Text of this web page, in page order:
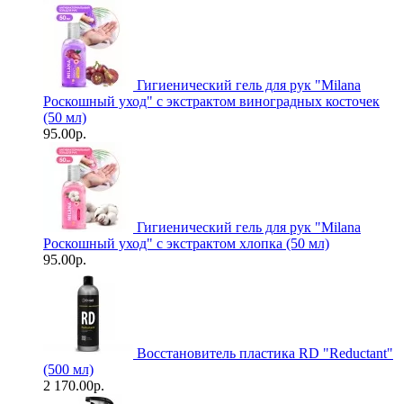
Гигиенический гель для рук "Milanа
Роскошный уход" с экстрактом виноградных косточек
(50 мл)
95.00р.
Гигиенический гель для рук "Milanа
Роскошный уход" с экстрактом хлопка (50 мл)
95.00р.
Восстановитель пластика RD "Reductant"
(500 мл)
2 170.00р.